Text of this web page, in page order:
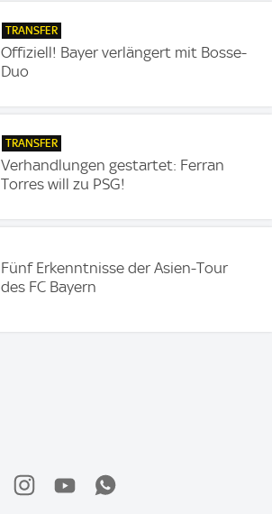
TRANSFER
Offiziell! Bayer verlängert mit Bosse-
Duo
TRANSFER
Verhandlungen gestartet: Ferran
Torres will zu PSG!
Fünf Erkenntnisse der Asien-Tour
des FC Bayern